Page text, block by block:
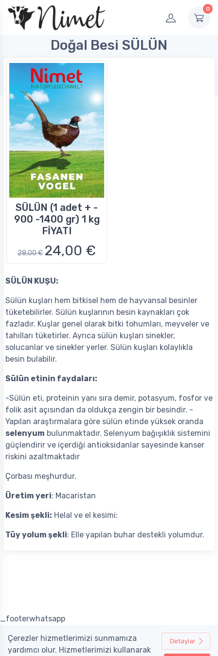
0
Doğal Besi SÜLÜN
SÜLÜN (1 adet + -
900 -1400 gr) 1 kg
FİYATI
28,00 € 24,00 €
SÜLÜN KUŞU:
Sülün kuşları hem bitkisel hem de hayvansal besinler
tüketebilirler. Sülün kuşlarının besin kaynakları çok
fazladır. Kuşlar genel olarak bitki tohumları, meyveler ve
tahılları tüketirler. Ayrıca sülün kuşları sinekler,
solucanlar ve sinekler yerler. Sülün kuşları kolaylıkla
besin bulabilir.
Sülün etinin faydaları:
-Sülün eti, proteinin yanı sıra demir, potasyum, fosfor ve
folik asit açısından da oldukça zengin bir besindir. -
Yapılan araştırmalara göre sülün etinde yüksek oranda
selenyum bulunmaktadır. Selenyum bağışıklık sistemini
güçlendirir ve içerdiği antioksidanlar sayesinde kanser
riskini azaltmaktadır
Çorbası meşhurdur.
Üretim yeri: Macaristan
Kesim şekli: Helal ve el kesimi:
Tüy yolum şekli: Elle yapılan buhar destekli yolumdur.
_footerwhatsapp
Çerezler hizmetlerimizi sunmamıza
yardımcı olur. Hizmetlerimizi kullanarak
Detaylar